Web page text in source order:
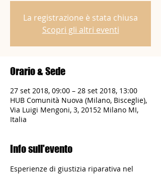
La registrazione è stata chiusa
Scopri gli altri eventi
Orario & Sede
27 set 2018, 09:00 – 28 set 2018, 13:00
HUB Comunità Nuova (Milano, Bisceglie),
Via Luigi Mengoni, 3, 20152 Milano MI,
Italia
Info sull'evento
Esperienze di giustizia riparativa nel